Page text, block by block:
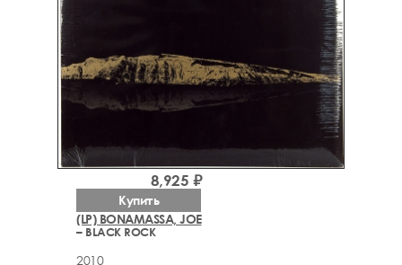
(LP) BONAMASSA, JOE
– BLACK ROCK
2010
8,925 ₽
Купить